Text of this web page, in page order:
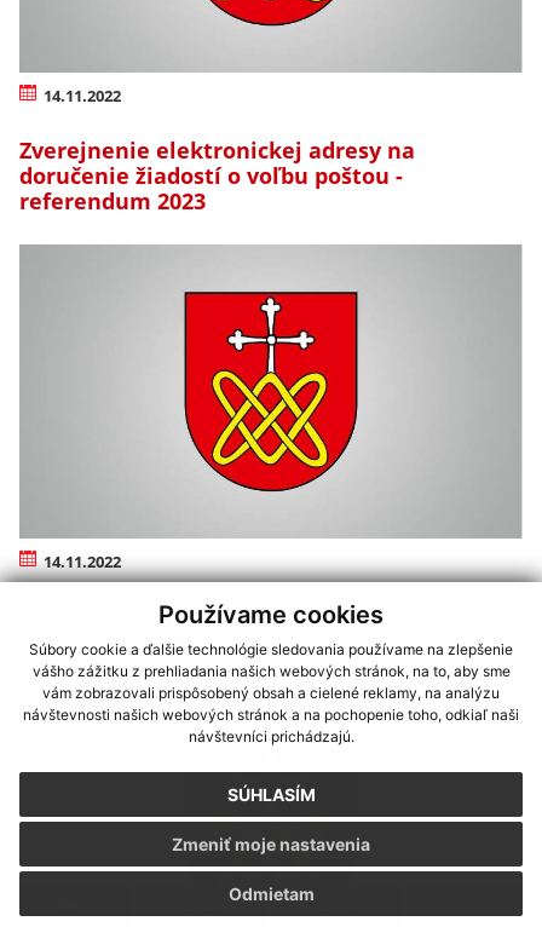
Používame cookies
Súbory cookie a ďalšie technológie sledovania používame na zlepšenie
vášho zážitku z prehliadania našich webových stránok, na to, aby sme
vám zobrazovali prispôsobený obsah a cielené reklamy, na analýzu
návštevnosti našich webových stránok a na pochopenie toho, odkiaľ naši
návštevníci prichádzajú.
SÚHLASÍM
Odmietam
Zmeniť moje nastavenia
14.11.2022
Zverejnenie elektronickej adresy na
doručenie žiadostí o voľbu poštou -
referendum 2023
14.11.2022
Pozemkové úpravy v katastrálnom území
Streda nad Bodrogom